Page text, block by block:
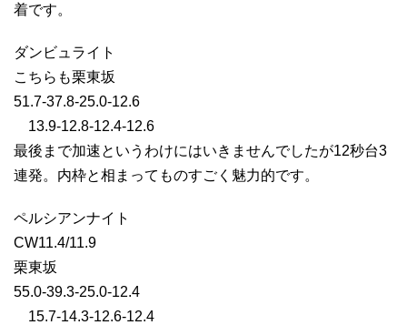
着です。
ダンビュライト
こちらも栗東坂
51.7-37.8-25.0-12.6
13.9-12.8-12.4-12.6
最後まで加速というわけにはいきませんでしたが12秒台3
連発。内枠と相まってものすごく魅力的です。
ペルシアンナイト
CW11.4/11.9
栗東坂
55.0-39.3-25.0-12.4
15.7-14.3-12.6-12.4